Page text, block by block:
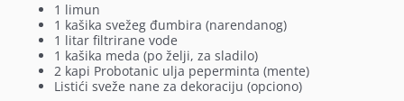
1 limun
1 kašika svežeg đumbira (narendanog)
1 litar filtrirane vode
1 kašika meda (po želji, za sladilo)
2 kapi Probotanic ulja peperminta (mente)
Listići sveže nane za dekoraciju (opciono)